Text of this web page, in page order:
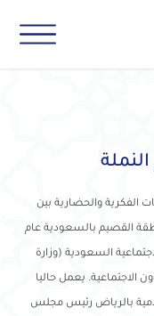
الفكرية والحضارية بين
القصيم بالسعودية عام
الاجتماعية السعودية (وزارة
الاجتماعية. يعمل حاليا
بالرياض رئيس مجلس